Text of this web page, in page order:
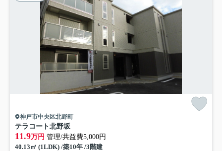
神戸市中央区北野町
テラコート北野坂
11.9万円 管理/共益費5,000円
40.13㎡ (1LDK) /築10年 /3階建